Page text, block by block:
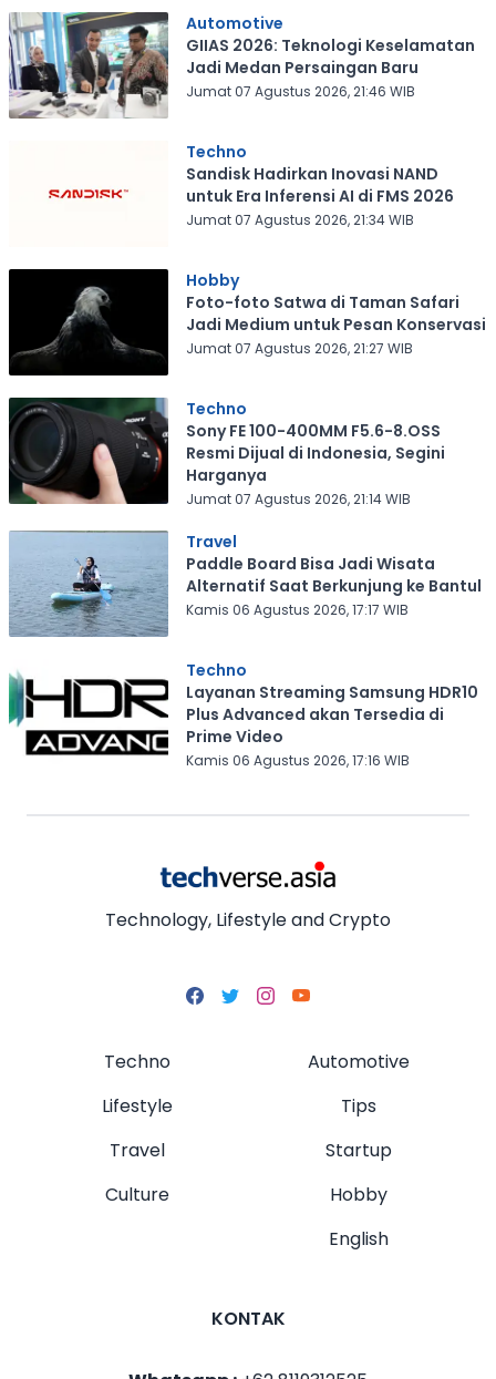
Automotive
GIIAS 2026: Teknologi Keselamatan
Jadi Medan Persaingan Baru
Jumat 07 Agustus 2026, 21:46 WIB
Techno
Sandisk Hadirkan Inovasi NAND
untuk Era Inferensi AI di FMS 2026
Jumat 07 Agustus 2026, 21:34 WIB
Hobby
Foto-foto Satwa di Taman Safari
Jadi Medium untuk Pesan Konservasi
Jumat 07 Agustus 2026, 21:27 WIB
Techno
Sony FE 100-400MM F5.6-8.OSS
Resmi Dijual di Indonesia, Segini
Harganya
Jumat 07 Agustus 2026, 21:14 WIB
Travel
Paddle Board Bisa Jadi Wisata
Alternatif Saat Berkunjung ke Bantul
Kamis 06 Agustus 2026, 17:17 WIB
Techno
Layanan Streaming Samsung HDR10
Plus Advanced akan Tersedia di
Prime Video
Kamis 06 Agustus 2026, 17:16 WIB
Technology, Lifestyle and Crypto
Techno
Lifestyle
Travel
Culture
Automotive
Tips
Startup
Hobby
English
KONTAK